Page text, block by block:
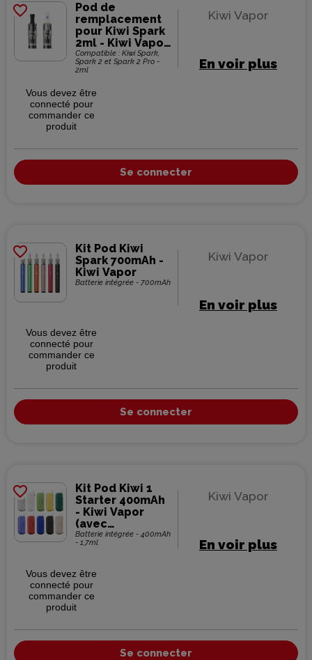
favorite_border
Pod de
remplacement
pour Kiwi Spark
2ml - Kiwi Vapor
(pack de 3)
Compatible : Kiwi Spark,
Spark 2 et Spark 2 Pro -
2ml
Kiwi Vapor
En voir plus
Vous devez être
connecté pour
commander ce
produit
Se connecter
favorite_border
Kit Pod Kiwi
Spark 700mAh -
Kiwi Vapor
Batterie intégrée - 700mAh
Kiwi Vapor
En voir plus
Vous devez être
connecté pour
commander ce
produit
Se connecter
favorite_border
Kit Pod Kiwi 1
Starter 400mAh
- Kiwi Vapor
(avec
powerbank)
Batterie intégrée - 400mAh
- 1,7ml
Kiwi Vapor
En voir plus
Vous devez être
connecté pour
commander ce
produit
Se connecter